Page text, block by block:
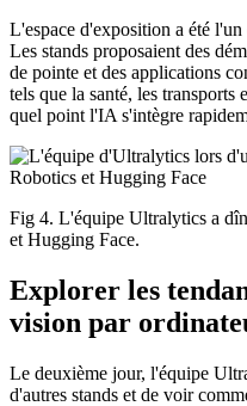
L'espace d'exposition a été
Les stands proposaient des
de pointe et des applications
tels que la santé, les transports
quel point l'IA s'intègre
Fig 4. L'équipe Ultralytics a
et Hugging Face.
Explorer les
vision par
Le deuxième jour, l'équipe
d'autres stands et de voir